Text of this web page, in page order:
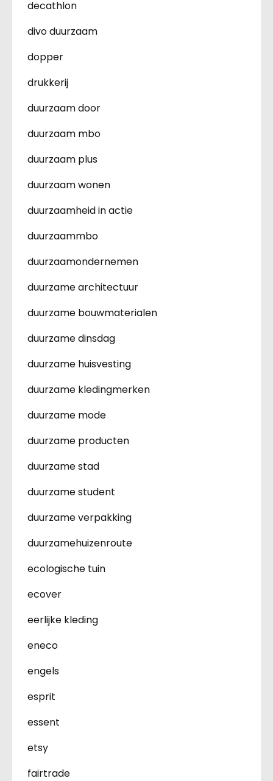
decathlon
divo duurzaam
dopper
drukkerij
duurzaam door
duurzaam mbo
duurzaam plus
duurzaam wonen
duurzaamheid in actie
duurzaammbo
duurzaamondernemen
duurzame architectuur
duurzame bouwmaterialen
duurzame dinsdag
duurzame huisvesting
duurzame kledingmerken
duurzame mode
duurzame producten
duurzame stad
duurzame student
duurzame verpakking
duurzamehuizenroute
ecologische tuin
ecover
eerlijke kleding
eneco
engels
esprit
essent
etsy
fairtrade